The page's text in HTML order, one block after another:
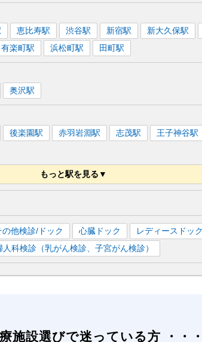
恵比寿駅 渋谷駅 新宿駅 新大久保駅
有楽町駅 浜松町駅 田町駅
奥沢駅
後楽園駅 赤羽岩淵駅 志茂駅 王子神谷駅
もっと駅を見る▼
春日駅 三田駅 芝公園駅 御成門駅 内幸
の他検診/ドック 心臓ドック レディースドッ
人科検診（乳がん検診、子宮がん検診）
施設選びで迷っている方